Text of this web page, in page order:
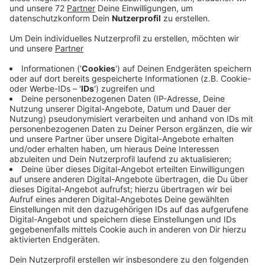
Anzeige
In Lüdinghausen steht das Projekt um leuchtende
Fassaden vor dem Abschluss. Lüdinghausen Marketing
und die City-Managerin ziehen eine Bilanz. 85 Prozent
der Hausbesitzer machen mit, also der Löwenanteil.
Leuchtende Fassaden in der Innenstadt sind ein
Hingucker und sie sorgen dafür, dass sich das
Sicherheitsempfinden erhöht. Wer ist schließlich schon
gerne bei abendlichen Gassi- oder Joggingrunden auf
dunklen Straßen unterwegs? Licht macht es einfach
sicherer, auch zu Parkplätzen zu kommen. Jetzt steht
noch ein Rundgang an, bei dem es um die
Feineinstellung der Lichter geht. Die Leuchtzeiten
sollen einheitlich gestaltet sein. Außerdem ist es
wichtig, dass die Strahler so ausgerichtet sind, dass
sie nicht Motten und andere Nacht-Insekten anlocken.